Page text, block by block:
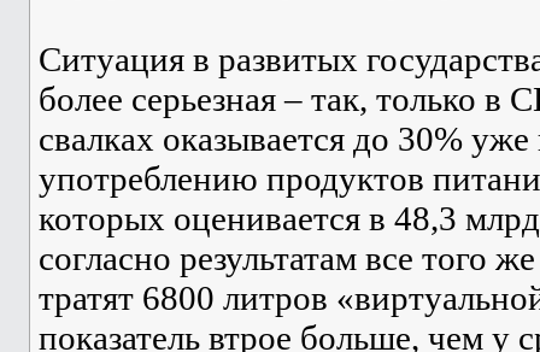
Ситуация в развитых
более серьезная – так, только
свалках оказывается до 30%
употреблению продуктов
которых оценивается в 48,3
согласно результатам все того
тратят 6800 литров
показатель втрое больше, чем у